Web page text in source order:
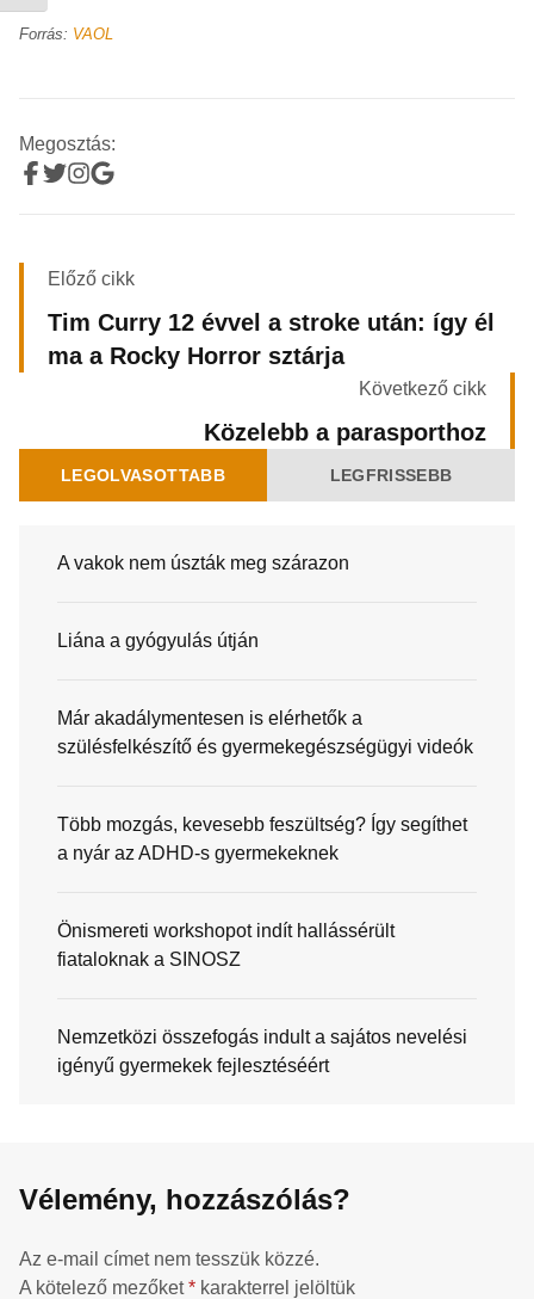
Forrás: VAOL
Megosztás:
Előző cikk
Tim Curry 12 évvel a stroke után: így él
ma a Rocky Horror sztárja
Következő cikk
Közelebb a parasporthoz
LEGOLVASOTTABB LEGFRISSEBB
A vakok nem úszták meg szárazon
Liána a gyógyulás útján
Már akadálymentesen is elérhetők a
szülésfelkészítő és gyermekegészségügyi videók
Több mozgás, kevesebb feszültség? Így segíthet
a nyár az ADHD-s gyermekeknek
Önismereti workshopot indít hallássérült
fiataloknak a SINOSZ
Nemzetközi összefogás indult a sajátos nevelési
igényű gyermekek fejlesztéséért
Vélemény, hozzászólás?
Az e-mail címet nem tesszük közzé.
A kötelező mezőket* karakterrel jelöltük